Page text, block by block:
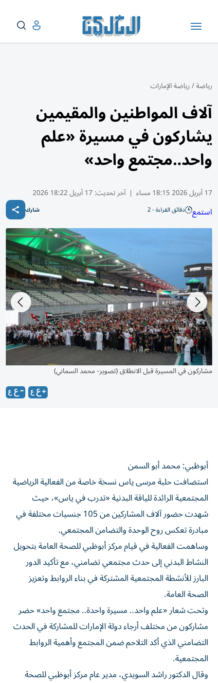
رياضة/رياضة الإمارات
آلاف المواطنين والمقيمين
يشاركون في مسيرة «علم
واحد..مجتمع واحد»
17 أبريل 2026 18:15 مساء | آخر تحديث:17 أبريل 18:22 2026
استمع دقائق القراءة - 2 شارك
اطفال يرفعون علم الامارات خلال الفعالية
أبوظبي: محمد أبو السمن
استضافت حلبة مرسى ياس نسخة خاصة من الفعالية الرياضية
المجتمعية الرائدة للياقة البدنية «تدرب في ياس»، حيث
شهدت حضور آلاف المشاركين من 105 جنسيات مختلفة في
مبادرة تعكس روح الوحدة والتضامن المجتمعي.
وساهمت الفعالية في قيام مركز أبوظبي للصحة العامة بتحويل
النشاط البدني إلى حدث مجتمعي تضامني، مع تأكيد الدور
البارز للأنشطة المجتمعية المشتركة في بناء الروابط وتعزيز
الصحة العامة.
وتحت شعار «علم واحد.. مسيرة واحدة.. مجتمع واحد» حضر
مشاركون من مختلف أرجاء دولة الإمارات للمشاركة في الحدث
التضامني الذي أكد التلاحم ضمن المجتمع وأهمية الروابط
المجتمعية.
وقال الدكتور راشد السويدي، مدير عام مركز أبوظبي للصحة